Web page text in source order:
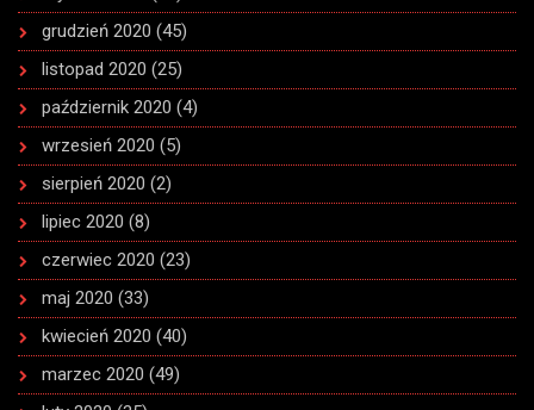
grudzień 2020 (45)
listopad 2020 (25)
październik 2020 (4)
wrzesień 2020 (5)
sierpień 2020 (2)
lipiec 2020 (8)
czerwiec 2020 (23)
maj 2020 (33)
kwiecień 2020 (40)
marzec 2020 (49)